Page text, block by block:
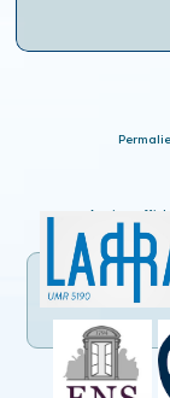
Ancien